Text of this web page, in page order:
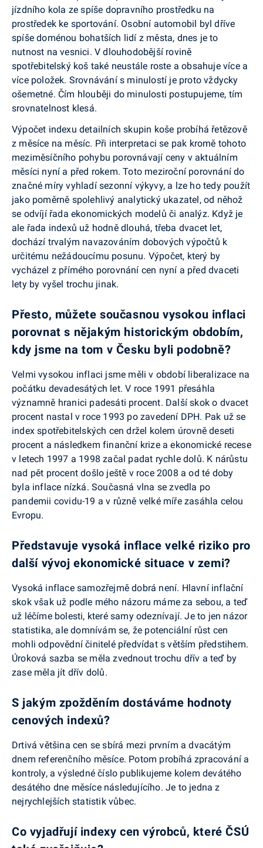
jízdního kola ze spíše dopravního prostředku na
prostředek ke sportování. Osobní automobil byl dříve
spíše doménou bohatších lidí z města, dnes je to
nutnost na vesnici. V dlouhodobější rovině
spotřebitelský koš také neustále roste a obsahuje více a
více položek. Srovnávání s minulostí je proto vždycky
ošemetné. Čím hlouběji do minulosti postupujeme, tím
srovnatelnost klesá.
Výpočet indexu detailních skupin koše probíhá řetězově
z měsíce na měsíc. Při interpretaci se pak kromě tohoto
meziměsíčního pohybu porovnávají ceny v aktuálním
měsíci nyní a před rokem. Toto meziroční porovnání do
značné míry vyhladí sezonní výkyvy, a lze ho tedy použít
jako poměrně spolehlivý analytický ukazatel, od něhož
se odvíjí řada ekonomických modelů či analýz. Když je
ale řada indexů už hodně dlouhá, třeba dvacet let,
dochází trvalým navazováním dobových výpočtů k
určitému nežádoucímu posunu. Výpočet, který by
vycházel z přímého porovnání cen nyní a před dvaceti
lety by vyšel trochu jinak.
Přesto, můžete současnou vysokou inflaci
porovnat s nějakým historickým obdobím,
kdy jsme na tom v Česku byli podobně?
Velmi vysokou inflaci jsme měli v období liberalizace na
počátku devadesátých let. V roce 1991 přesáhla
významně hranici padesáti procent. Další skok o dvacet
procent nastal v roce 1993 po zavedení DPH. Pak už se
index spotřebitelských cen držel kolem úrovně deseti
procent a následkem finanční krize a ekonomické recese
v letech 1997 a 1998 začal padat rychle dolů. K nárůstu
nad pět procent došlo ještě v roce 2008 a od té doby
byla inflace nízká. Současná vlna se zvedla po
pandemii covidu-19 a v různě velké míře zasáhla celou
Evropu.
Představuje vysoká inflace velké riziko pro
další vývoj ekonomické situace v zemi?
Vysoká inflace samozřejmě dobrá není. Hlavní inflační
skok však už podle mého názoru máme za sebou, a teď
už léčíme bolesti, které samy odeznívají. Je to jen názor
statistika, ale domnívám se, že potenciální růst cen
mohli odpovědní činitelé předvídat s větším předstihem.
Úroková sazba se měla zvednout trochu dřív a teď by
zase měla jít dřív dolů.
S jakým zpožděním dostáváme hodnoty
cenových indexů?
Drtivá většina cen se sbírá mezi prvním a dvacátým
dnem referenčního měsíce. Potom probíhá zpracování a
kontroly, a výsledné číslo publikujeme kolem devátého
desátého dne měsíce následujícího. Je to jedna z
nejrychlejších statistik vůbec.
Co vyjadřují indexy cen výrobců, které ČSÚ